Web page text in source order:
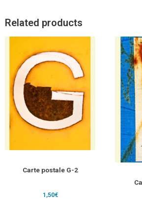
Related products
Carte postale G-2
1,50€